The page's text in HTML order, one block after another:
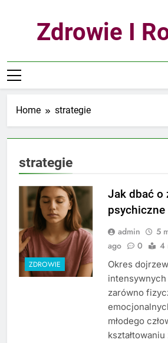
Zdrowie I
Home strategie
strategie
ZDROWIE
Jak dbać o
admin
5
ago
0 4
Okres
intensywnych
zarówno
młodego